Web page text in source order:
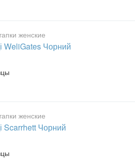
женские
WeliGates Чорний
женские
Scarrhett Чорний